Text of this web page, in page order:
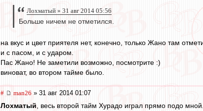
Лохматый » 31 авг 2014 05:56
Больше ничем не отметился.
на вкус и цвет приятеля нет, конечно, только Жано там
и с пасом, и с ударом.
Пас Жано! Не заметили возможно, посмотрите :)
виноват, во втором тайме было.
# man26 » 31 авг 2014 01:07
Лохматый , весь второй тайм Хурадо играл прямо подо